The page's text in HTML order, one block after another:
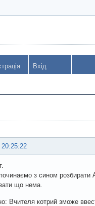
Вхід
20:25:22
з сином розбирати
що нема.
Вчителя котрий зможе